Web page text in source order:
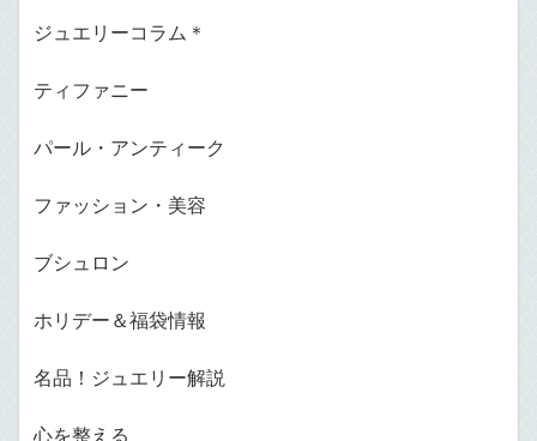
ジュエリーコラム＊
ティファニー
パール・アンティーク
ファッション・美容
ブシュロン
ホリデー＆福袋情報
名品！ジュエリー解説
心を整える